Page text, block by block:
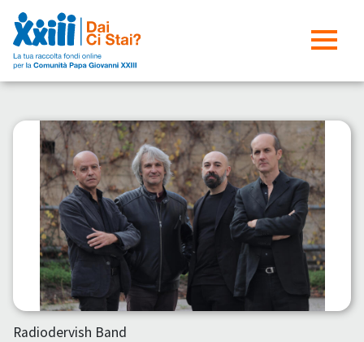
Radiodervish Band